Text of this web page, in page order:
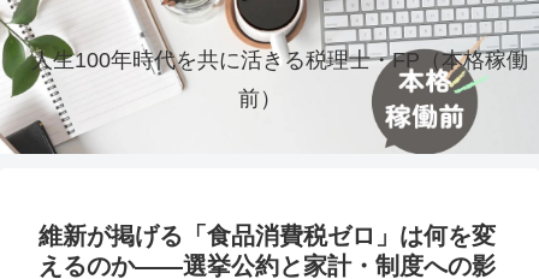
人生100年時代を共に活きる税理士・FP（本格稼働
前）
維新が掲げる「食品消費税ゼロ」は何を変
えるのか――選挙公約と家計・制度への影